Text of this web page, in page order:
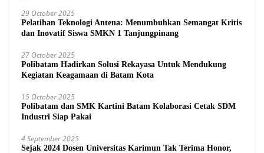
29 October 2025
Pelatihan Teknologi Antena: Menumbuhkan Semangat Kritis
dan Inovatif Siswa SMKN 1 Tanjungpinang
27 October 2025
Polibatam Hadirkan Solusi Rekayasa Untuk Mendukung
Kegiatan Keagamaan di Batam Kota
15 October 2025
Polibatam dan SMK Kartini Batam Kolaborasi Cetak SDM
Industri Siap Pakai
4 September 2025
Sejak 2024 Dosen Universitas Karimun Tak Terima Honor,